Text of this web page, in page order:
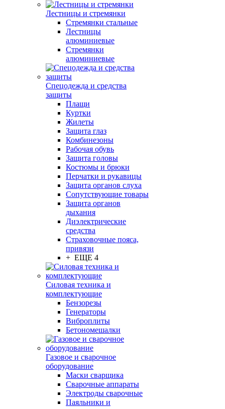
Лестницы и стремянки
Стремянки стальные
Лестницы
алюминиевые
Стремянки
алюминиевые
Спецодежда и средства
защиты
Плащи
Куртки
Жилеты
Защита глаз
Комбинезоны
Рабочая обувь
Защита головы
Костюмы и брюки
Перчатки и рукавицы
Защита органов слуха
Сопутствующие товары
Защита органов
дыхания
Диэлектрические
средства
Страховочные пояса,
привязи
+ ЕЩЕ 4
Силовая техника и
комплектующие
Бензорезы
Генераторы
Виброплиты
Бетономешалки
Газовое и сварочное
оборудование
Маски сварщика
Сварочные аппараты
Электроды сварочные
Паяльники и